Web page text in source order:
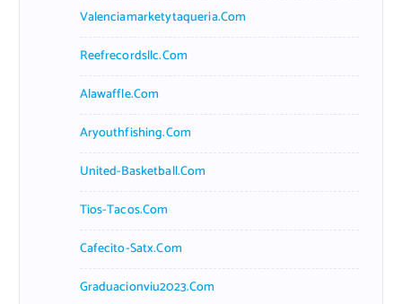
Valenciamarketytaqueria.com
Reefrecordsllc.com
Alawaffle.com
Aryouthfishing.com
United-Basketball.com
Tios-Tacos.com
Cafecito-Satx.com
Graduacionviu2023.com